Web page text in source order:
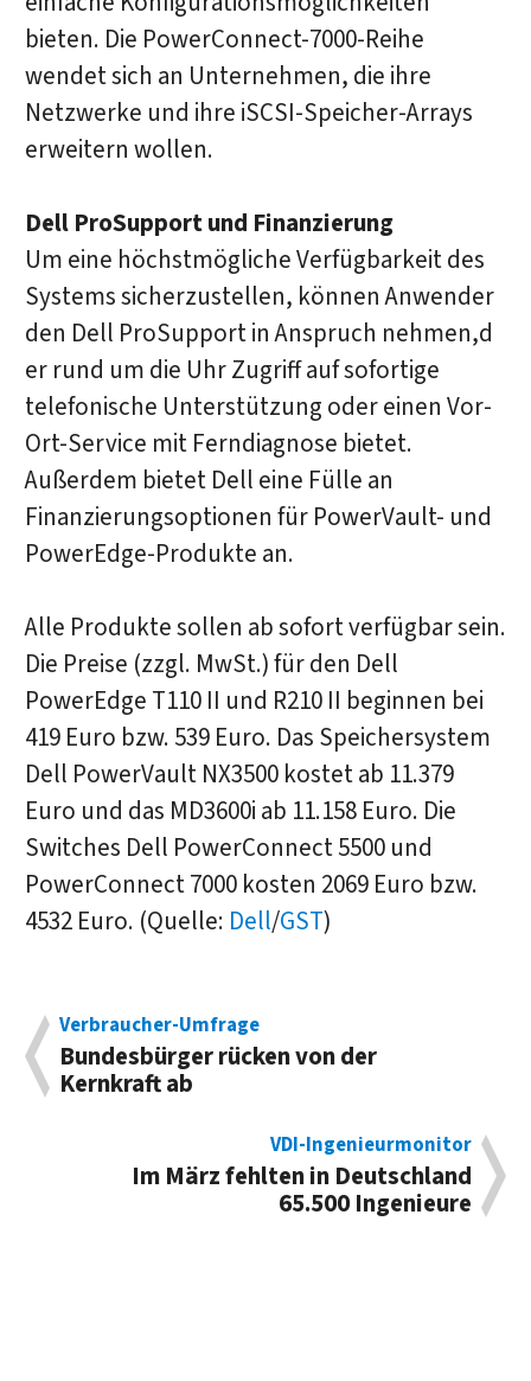
bieten. Die PowerConnect-7000-Reihe
wendet sich an Unternehmen, die ihre
Netzwerke und ihre iSCSI-Speicher-Arrays
erweitern wollen.
Dell ProSupport und Finanzierung
Um eine höchstmögliche Verfügbarkeit des
Systems sicherzustellen, können Anwender
den Dell ProSupport in Anspruch nehmen,d
er rund um die Uhr Zugriff auf sofortige
telefonische Unterstützung oder einen Vor-
Ort-Service mit Ferndiagnose bietet.
Außerdem bietet Dell eine Fülle an
Finanzierungsoptionen für PowerVault- und
PowerEdge-Produkte an.
Alle Produkte sollen ab sofort verfügbar sein.
Die Preise (zzgl. MwSt.) für den Dell
PowerEdge T110 II und R210 II beginnen bei
419 Euro bzw. 539 Euro. Das Speichersystem
Dell PowerVault NX3500 kostet ab 11.379
Euro und das MD3600i ab 11.158 Euro. Die
Switches Dell PowerConnect 5500 und
PowerConnect 7000 kosten 2069 Euro bzw.
4532 Euro. (Quelle: Dell/GST)
Verbraucher-Umfrage
Bundesbürger rücken von der
Kernkraft ab
VDI-Ingenieurmonitor
Im März fehlten in Deutschland
65.500 Ingenieure